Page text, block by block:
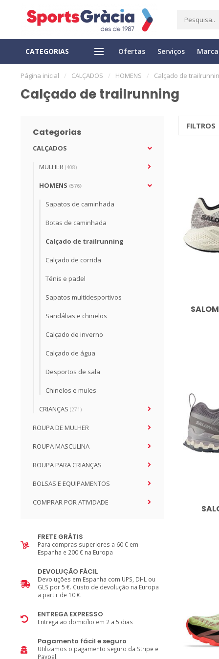
CATEGORIAS Ofertas Serviços
ENTREGA EXPRESSO DEVOLUÇÃO FÁCIL
Página inicial / CALÇADOS / HOMENS / Calçado de
Calçado de trailrunning
Categorias
CALÇADOS
MULHER (408)
HOMENS (576)
Sapatos de caminhada
Botas de caminhada
Calçado de trailrunning
Calçado de corrida
Ténis e padel
Sapatos multidesportivos
Sandálias e chinelos
Calçado de inverno
Calçado de água
Desportos de sala
Chinelos e mules
CRIANÇAS (271)
ROUPA DE MULHER
ROUPA MASCULINA
ROUPA PARA CRIANÇAS
BOLSAS E EQUIPAMENTOS
COMPRAR POR ATIVIDADE
FRETE GRÁTIS
Para compras superiores a 60 € em
Espanha e 200 € na Europa
DEVOLUÇÃO FÁCIL
Devoluções em Espanha com UPS, DHL ou
GLS por 5 €. Custo de devolução na Europa
a partir de 10 €.
ENTREGA EXPRESSO
Entrega ao domicílio em 2 a 5 dias
Pagamento fácil e seguro
Utilizamos o pagamento seguro da Stripe e
Paypal.
FILTROS